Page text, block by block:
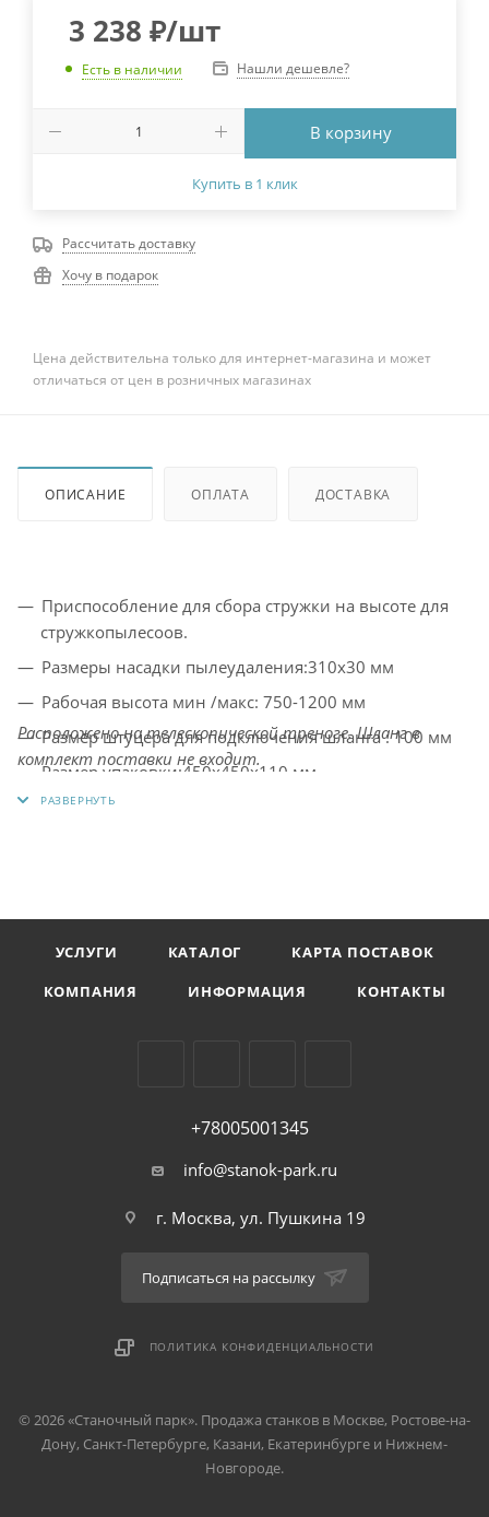
3 238 ₽/шт
Есть в наличии Нашли дешевле?
В корзину
Купить в 1 клик
Рассчитать доставку
Хочу в подарок
Цена действительна только для интернет-магазина и может
отличаться от цен в розничных магазинах
ОПИСАНИЕ ОПЛАТА ДОСТАВКА
Приспособление для сбора стружки на высоте для
стружкопылесоов.
Размеры насадки пылеудаления:310x30 мм
Рабочая высота мин /макс: 750-1200 мм
Размер штуцера для подключения шланга : 100 мм
Размер упаковки:450x450x110 мм
Вес нетто/брутто 7/8кг
Расположено на телескопической треноге. Шланг в
комплект поставки не входит.
УСЛУГИ КАТАЛОГ
КАРТА ПОСТАВОК
КОМПАНИЯ
ИНФОРМАЦИЯ КОНТАКТЫ
+78005001345
info@stanok-park.ru
г. Москва, ул. Пушкина 19
Подписаться на рассылку
ПОЛИТИКА КОНФИДЕНЦИАЛЬНОСТИ
© 2026 «Станочный парк». Продажа станков в Москве, Ростове-на-
Дону, Санкт-Петербурге, Казани, Екатеринбурге и Нижнем-
Новгороде.